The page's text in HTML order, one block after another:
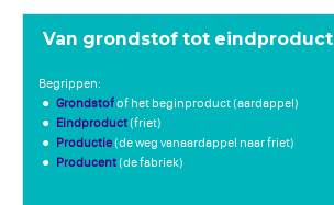
Van grondstof tot eindproduct
Begrippen:
Grondstofof het beginproduct (aardappel)
Eindproduct(friet)
Productie(de weg vanaardappel naar friet)
Producent(de fabriek)